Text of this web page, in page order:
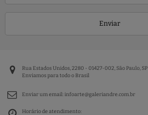
Enviar
Rua Estados Unidos, 2280 - 01427-002, São Paulo, SP
Enviamos para todo o Brasil
Enviar um email:infoarte@galeriandre.com.br
Horário de atendimento: